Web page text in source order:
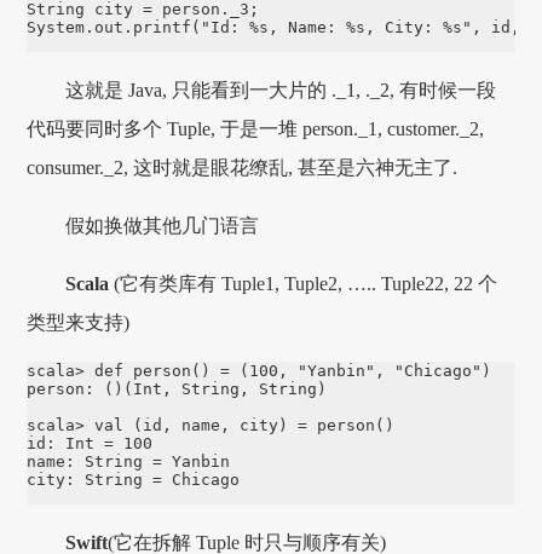
String city = person._3;
System.out.printf("Id: %s, Name: %s, City: %s", id,
这就是 Java, 只能看到一大片的 ._1, ._2, 有时候一段
代码要同时多个 Tuple, 于是一堆 person._1, customer._2,
consumer._2, 这时就是眼花缭乱, 甚至是六神无主了.
假如换做其他几门语言
Scala (它有类库有 Tuple1, Tuple2, ….. Tuple22, 22 个
类型来支持)
scala> def person() = (100, "Yanbin", "Chicago")
person: ()(Int, String, String)
scala> val (id, name, city) = person()
id: Int = 100
name: String = Yanbin
city: String = Chicago
Swift(它在拆解 Tuple 时只与顺序有关)